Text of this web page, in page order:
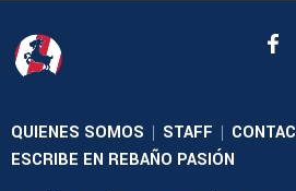
QUIENES SOMOS | STAFF |
ESCRIBE EN REBAÑO PASIÓN